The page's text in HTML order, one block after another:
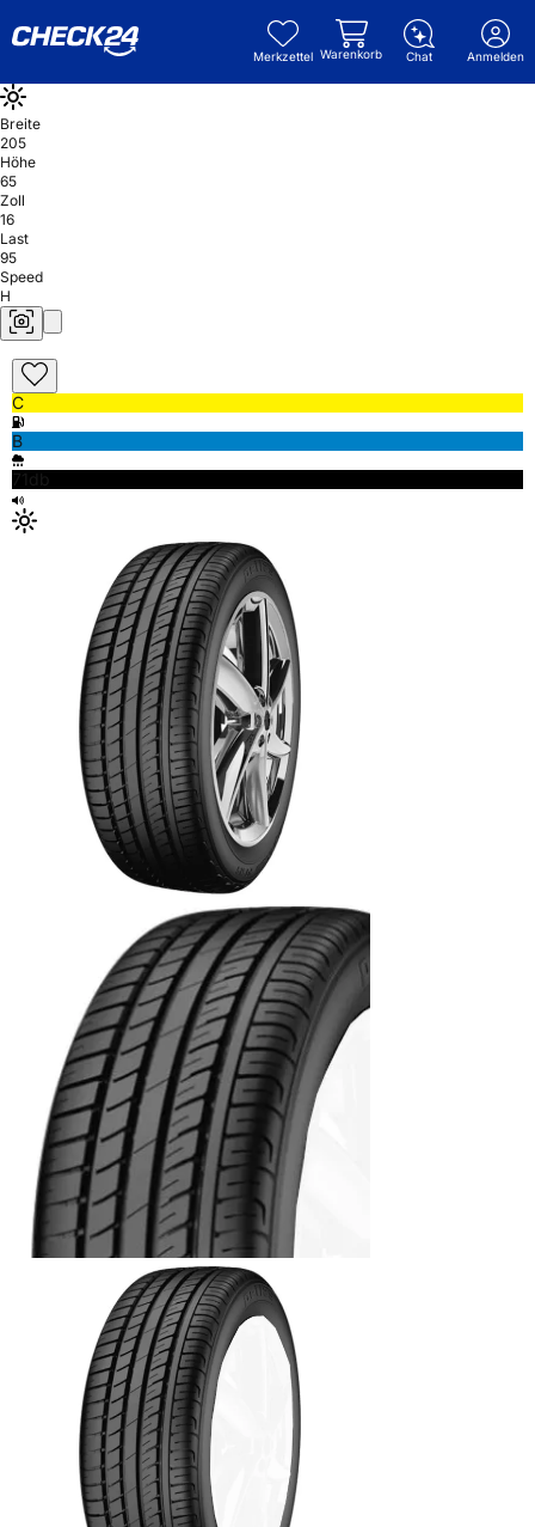
Merkzettel Warenkorb Chat Anmelden
Breite
205
Höhe
65
Zoll
16
Last
95
Speed
H
C
B
71db